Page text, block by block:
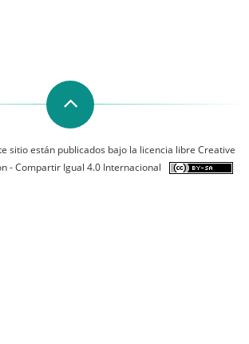
sitio están publicados bajo la licencia libre Creative
- Compartir Igual 4.0 Internacional